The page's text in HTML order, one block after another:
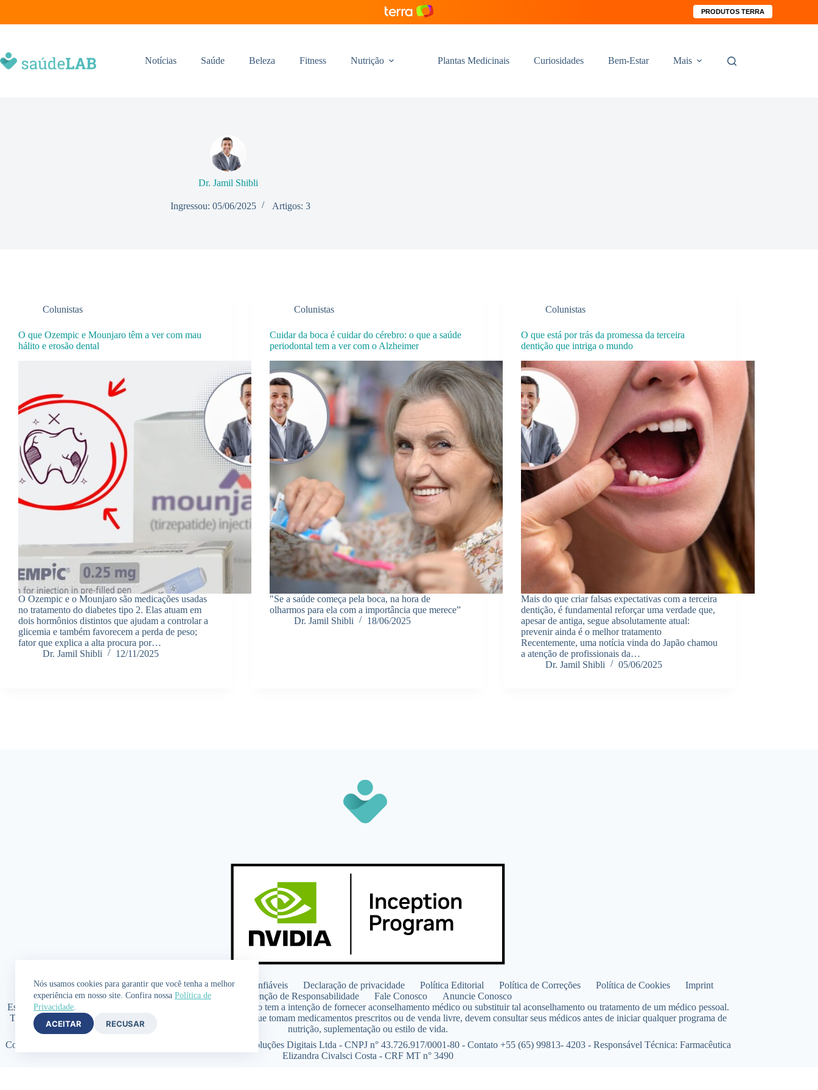
PRODUTOS TERRA
Nós usamos cookies para garantir que você tenha a melhor
experiência em nosso site. Confira nossa Política de
Privacidade.
ACEITAR RECUSAR
Notícias Saúde Beleza Fitness Nutrição Plantas Medicinais Curiosidades Bem-Estar Mais
Dr. Jamil Shibli
Ingressou: 05/06/2025 Artigos: 3
Colunistas
O que Ozempic e Mounjaro têm a ver com mau
hálito e erosão dental
O Ozempic e o Mounjaro são medicações usadas
no tratamento do diabetes tipo 2. Elas atuam em
dois hormônios distintos que ajudam a controlar a
glicemia e também favorecem a perda de peso;
fator que explica a alta procura por…
Dr. Jamil Shibli
12/11/2025
Colunistas
Cuidar da boca é cuidar do cérebro: o que a saúde
periodontal tem a ver com o Alzheimer
"Se a saúde começa pela boca, na hora de
olharmos para ela com a importância que merece”
Dr. Jamil Shibli
18/06/2025
Colunistas
O que está por trás da promessa da terceira
dentição que intriga o mundo
Mais do que criar falsas expectativas com a terceira
dentição, é fundamental reforçar uma verdade que,
apesar de antiga, segue absolutamente atual:
prevenir ainda é o melhor tratamento
Recentemente, uma notícia vinda do Japão chamou
a atenção de profissionais da…
Dr. Jamil Shibli
05/06/2025
Quem Somos Redação Colunistas Fontes Confiáveis Declaração de privacidade Política Editorial Política de Correções Política de Cookies
Imprint
Isenção de Responsabilidade
Fale Conosco
Anuncie Conosco
Este conteúdo é apenas para fins informativos e educacionais. Não tem a intenção de fornecer aconselhamento médico ou substituir tal aconselhamento ou tratamento de um médico pessoal.
Todos os visualizadores deste conteúdo, especialmente aqueles que tomam medicamentos prescritos ou de venda livre, devem consultar seus médicos antes de iniciar qualquer programa de
nutrição, suplementação ou estilo de vida.
Copyright © 2026 - SaúdeLAB.com pertence ao grupo VKCF Soluções Digitais Ltda - CNPJ n° 43.726.917/0001-80 - Contato +55 (65) 99813- 4203 - Responsável Técnica: Farmacêutica
Elizandra Civalsci Costa - CRF MT n° 3490